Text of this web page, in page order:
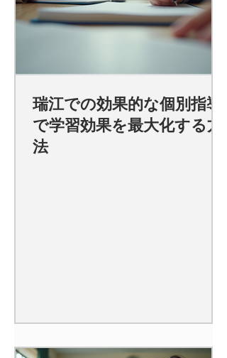
瑞江での効果的な個別指導
で学習効果を最大化する方
法